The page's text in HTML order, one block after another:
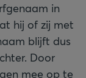
in
hij of zij met
blijft dus
Door
mee op te